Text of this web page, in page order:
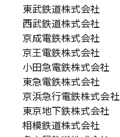
東武鉄道株式会社
西武鉄道株式会社
京成電鉄株式会社
京王電鉄株式会社
小田急電鉄株式会社
東急電鉄株式会社
京浜急行電鉄株式会社
東京地下鉄株式会社
相模鉄道株式会社